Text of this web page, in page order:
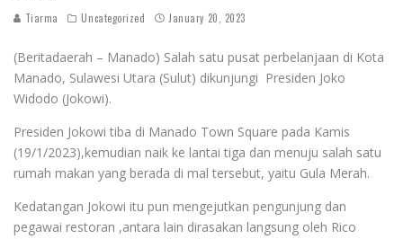
Tiarma Uncategorized January 20, 2023
(Beritadaerah – Manado) Salah satu pusat perbelanjaan di Kota
Manado, Sulawesi Utara (Sulut) dikunjungi Presiden Joko
Widodo (Jokowi).
Presiden Jokowi tiba di Manado Town Square pada Kamis
(19/1/2023),kemudian naik ke lantai tiga dan menuju salah satu
rumah makan yang berada di mal tersebut, yaitu Gula Merah.
Kedatangan Jokowi itu pun mengejutkan pengunjung dan
pegawai restoran ,antara lain dirasakan langsung oleh Rico